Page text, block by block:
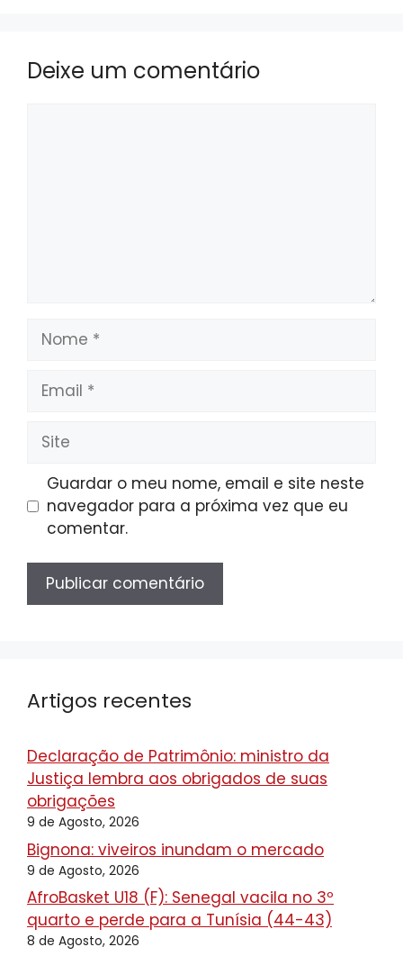
Deixe um comentário
Nome
Email
Site
Guardar o meu nome, email e site neste
navegador para a próxima vez que eu
comentar.
Artigos recentes
Declaração de Patrimônio: ministro da
Justiça lembra aos obrigados de suas
obrigações
9 de Agosto, 2026
Bignona: viveiros inundam o mercado
9 de Agosto, 2026
AfroBasket U18 (F): Senegal vacila no 3º
quarto e perde para a Tunísia (44-43)
8 de Agosto, 2026